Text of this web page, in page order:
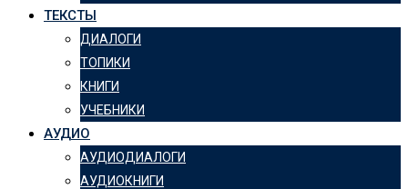
ТЕКСТЫ
ДИАЛОГИ
ТОПИКИ
КНИГИ
УЧЕБНИКИ
АУДИО
АУДИОДИАЛОГИ
АУДИОКНИГИ